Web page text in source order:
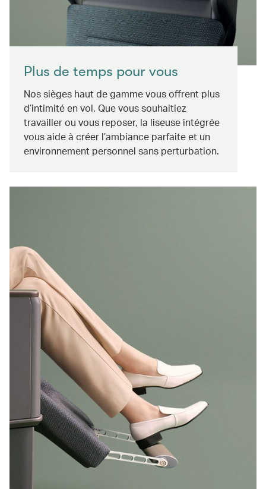
Plus de temps pour vous
Nos sièges haut de gamme vous offrent plus
d’intimité en vol. Que vous souhaitiez
travailler ou vous reposer, la liseuse intégrée
vous aide à créer l’ambiance parfaite et un
environnement personnel sans perturbation.